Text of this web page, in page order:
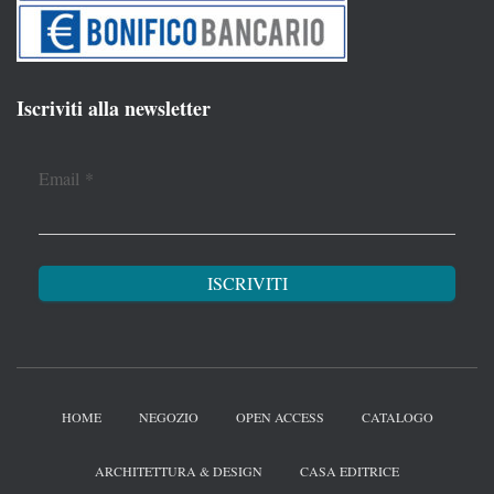
Iscriviti alla newsletter
Email *
HOME NEGOZIO OPEN ACCESS CATALOGO
ARCHITETTURA & DESIGN CASA EDITRICE